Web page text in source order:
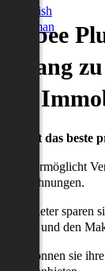
English
German
willst das beste
ermöglicht
Wohnungen.
Anbieter sparen
und den
können sie